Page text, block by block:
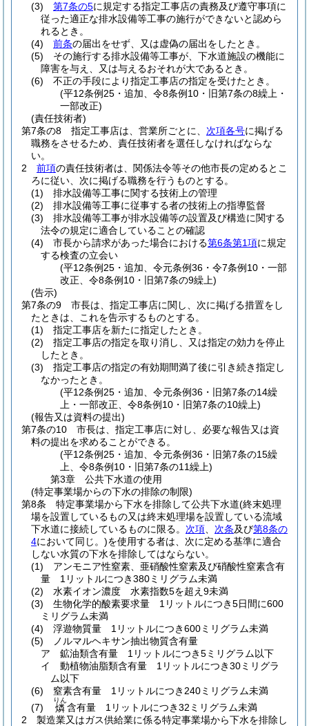
(3)
第7条の5に規定する指定工事店の責務及び遵守事項に
従った適正な排水設備等工事の施行ができないと認めら
れるとき。
(4)
前条の届出をせず、又は虚偽の届出をしたとき。
(5)
その施行する排水設備等工事が、下水道施設の機能に
障害を与え、又は与えるおそれが大であるとき。
(6)
不正の手段により指定工事店の指定を受けたとき。
(平12条例25・追加、令8条例10・旧第7条の8繰上・
一部改正)
(責任技術者)
第7条の8
指定工事店は、営業所ごとに、 次項各号に掲げる
職務をさせるため、責任技術者を選任しなければならな
い。
2
前項の責任技術者は、関係法令等その他市長の定めるとこ
ろに従い、次に掲げる職務を行うものとする。
(1)
排水設備等工事に関する技術上の管理
(2)
排水設備等工事に従事する者の技術上の指導監督
(3)
排水設備等工事が排水設備等の設置及び構造に関する
法令の規定に適合していることの確認
(4)
市長から請求があった場合における第6条第1項に規定
する検査の立会い
(平12条例25・追加、令元条例36・令7条例10・一部
改正、令8条例10・旧第7条の9繰上)
(告示)
第7条の9
市長は、指定工事店に関し、次に掲げる措置をし
たときは、これを告示するものとする。
(1)
指定工事店を新たに指定したとき。
(2)
指定工事店の指定を取り消し、又は指定の効力を停止
したとき。
(3)
指定工事店の指定の有効期間満了後に引き続き指定し
なかったとき。
(平12条例25・追加、令元条例36・旧第7条の14繰
上・一部改正、令8条例10・旧第7条の10繰上)
(報告又は資料の提出)
第7条の10
市長は、指定工事店に対し、必要な報告又は資
料の提出を求めることができる。
(平12条例25・追加、令元条例36・旧第7条の15繰
上、令8条例10・旧第7条の11繰上)
第3章
公共下水道の使用
(特定事業場からの下水の排除の制限)
第8条
特定事業場から下水を排除して公共下水道(終末処理
場を設置しているもの又は終末処理場を設置している流域
下水道に接続しているものに限る。 次項 次条及び第8条の
4において同じ。)を使用する者は、次に定める基準に適合
しない水質の下水を排除してはならない。
(1)
アンモニア性窒素、亜硝酸性窒素及び硝酸性窒素含有
量 1リットルにつき380ミリグラム未満
(2)
水素イオン濃度 水素指数5を超え9未満
(3)
生物化学的酸素要求量 1リットルにつき5日間に600
ミリグラム未満
(4)
浮遊物質量 1リットルにつき600ミリグラム未満
(5)
ノルマルヘキサン抽出物質含有量
ア
鉱油類含有量 1リットルにつき5ミリグラム以下
イ
動植物油脂類含有量 1リットルにつき30ミリグラ
ム以下
(6)
窒素含有量 1リットルにつき240ミリグラム未満
(7)
燐
りん
含有量 1リットルにつき32ミリグラム未満
2
製造業又はガス供給業に係る特定事業場から下水を排除し